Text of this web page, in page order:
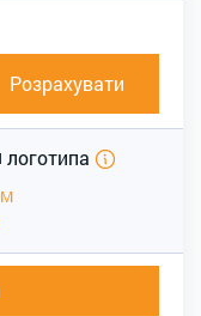
Розрахувати
логотипа